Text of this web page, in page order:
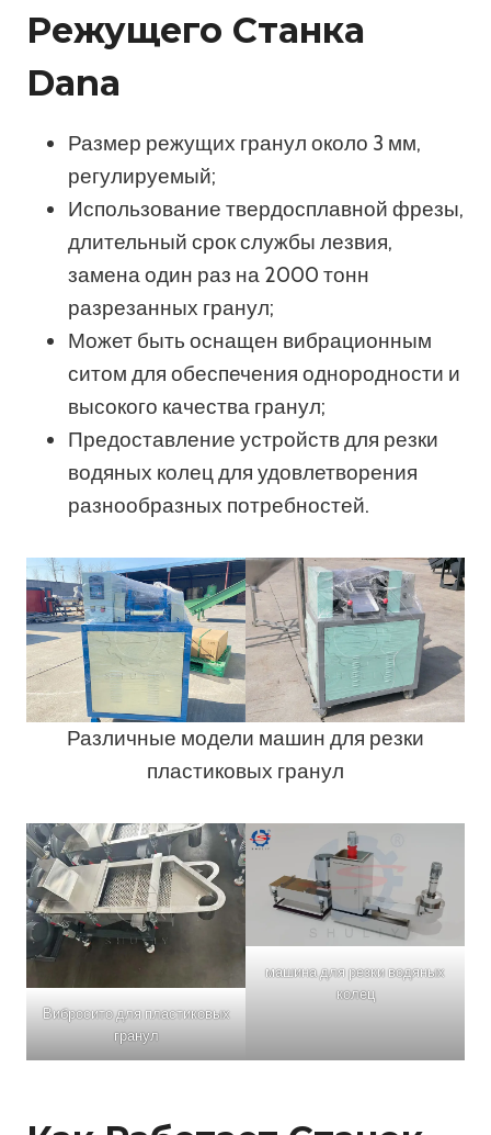
Режущего Станка
Dana
Размер режущих гранул около 3 мм,
регулируемый;
Использование твердосплавной фрезы,
длительный срок службы лезвия,
замена один раз на 2000 тонн
разрезанных гранул;
Может быть оснащен вибрационным
ситом для обеспечения однородности и
высокого качества гранул;
Предоставление устройств для резки
водяных колец для удовлетворения
разнообразных потребностей.
Различные модели машин для резки
пластиковых гранул
Вибросито для пластиковых
гранул
машина для резки водяных
колец